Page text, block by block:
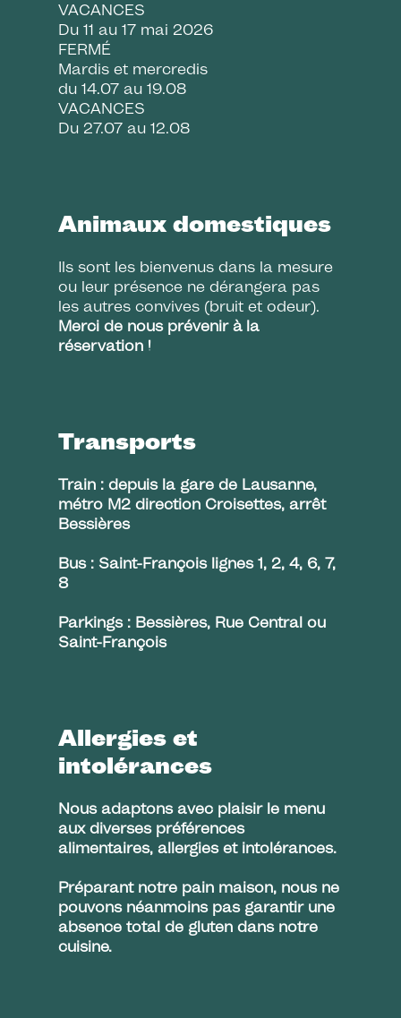
VACANCES
Du 11 au 17 mai 2026
FERMÉ
Mardis et mercredis
du 14.07 au 19.08
VACANCES
Du 27.07 au 12.08
Animaux domestiques
Ils sont les bienvenus dans la mesure
ou leur présence ne dérangera pas
les autres convives (bruit et odeur).
Merci de nous prévenir à la
réservation !
Transports
Train : depuis la gare de Lausanne,
métro M2 direction Croisettes, arrêt
Bessières
Bus : Saint-François lignes 1, 2, 4, 6, 7,
8
Parkings : Bessières, Rue Central ou
Saint-François
Allergies et
intolérances
Nous adaptons avec plaisir le menu
aux diverses préférences
alimentaires, allergies et intolérances.
Préparant notre pain maison, nous ne
pouvons néanmoins pas garantir une
absence total de gluten dans notre
cuisine.